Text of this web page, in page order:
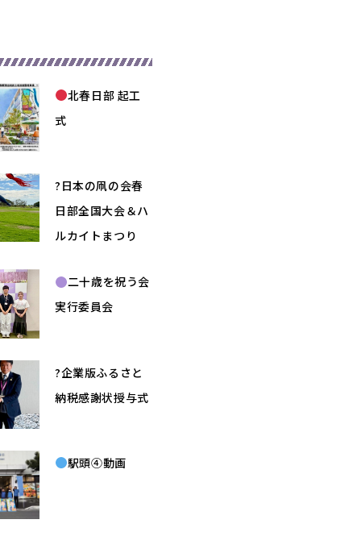
北春日部 起工
式
?日本の凧の会春
日部全国大会＆ハ
ルカイトまつり
二十歳を祝う会
実行委員会
?企業版ふるさと
納税感謝状授与式
駅頭④動画